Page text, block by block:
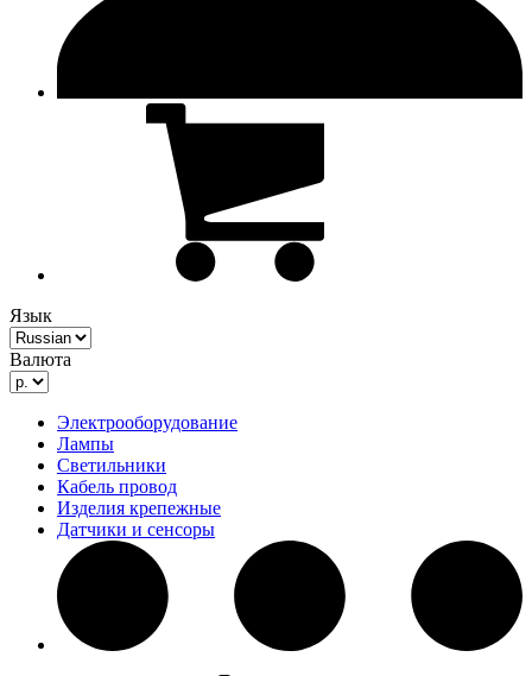
Язык
Валюта
Электрооборудование
Лампы
Светильники
Кабель провод
Изделия крепежные
Датчики и сенсоры